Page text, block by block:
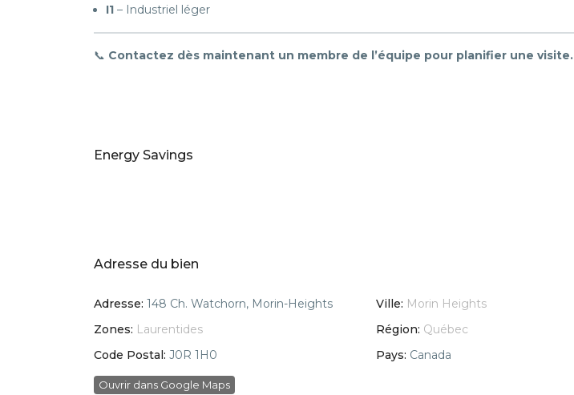
I1 – Industriel léger
📞 Contactez dès maintenant un membre de l’équipe pour planifier une visite.
Energy Savings
Adresse du bien
Adresse: 148 Ch. Watchorn, Morin-Heights Ville: Morin Heights
Zones: Laurentides Région: Québec
Code Postal: J0R 1H0 Pays: Canada
Ouvrir dans Google Maps